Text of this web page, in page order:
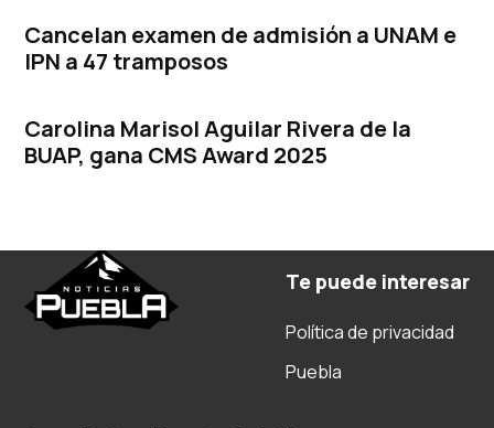
Cancelan examen de admisión a UNAM e
IPN a 47 tramposos
Carolina Marisol Aguilar Rivera de la
BUAP, gana CMS Award 2025
Te puede interesar
Política de privacidad
Puebla